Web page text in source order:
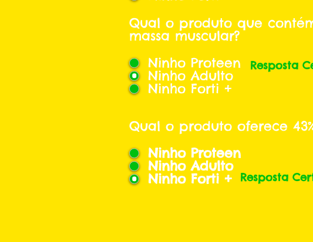
Qual o produto que
massa muscular?
Ninho Proteen
Ninho Adulto
Ninho Forti +
Resposta
Qual o produto oferece
Ninho Proteen
Ninho Adulto
Ninho Forti + Resposta